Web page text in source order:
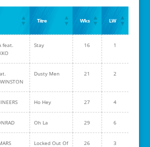
Titre Wks LW
feat.
Stay 16 1
Dusty Men 21 2
Ho Hey 27 4
Oh La 29 6
Locked Out Of
26 3